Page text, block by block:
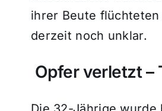
ihrer Beute
derzeit noch unklar.
Opfer verletzt –